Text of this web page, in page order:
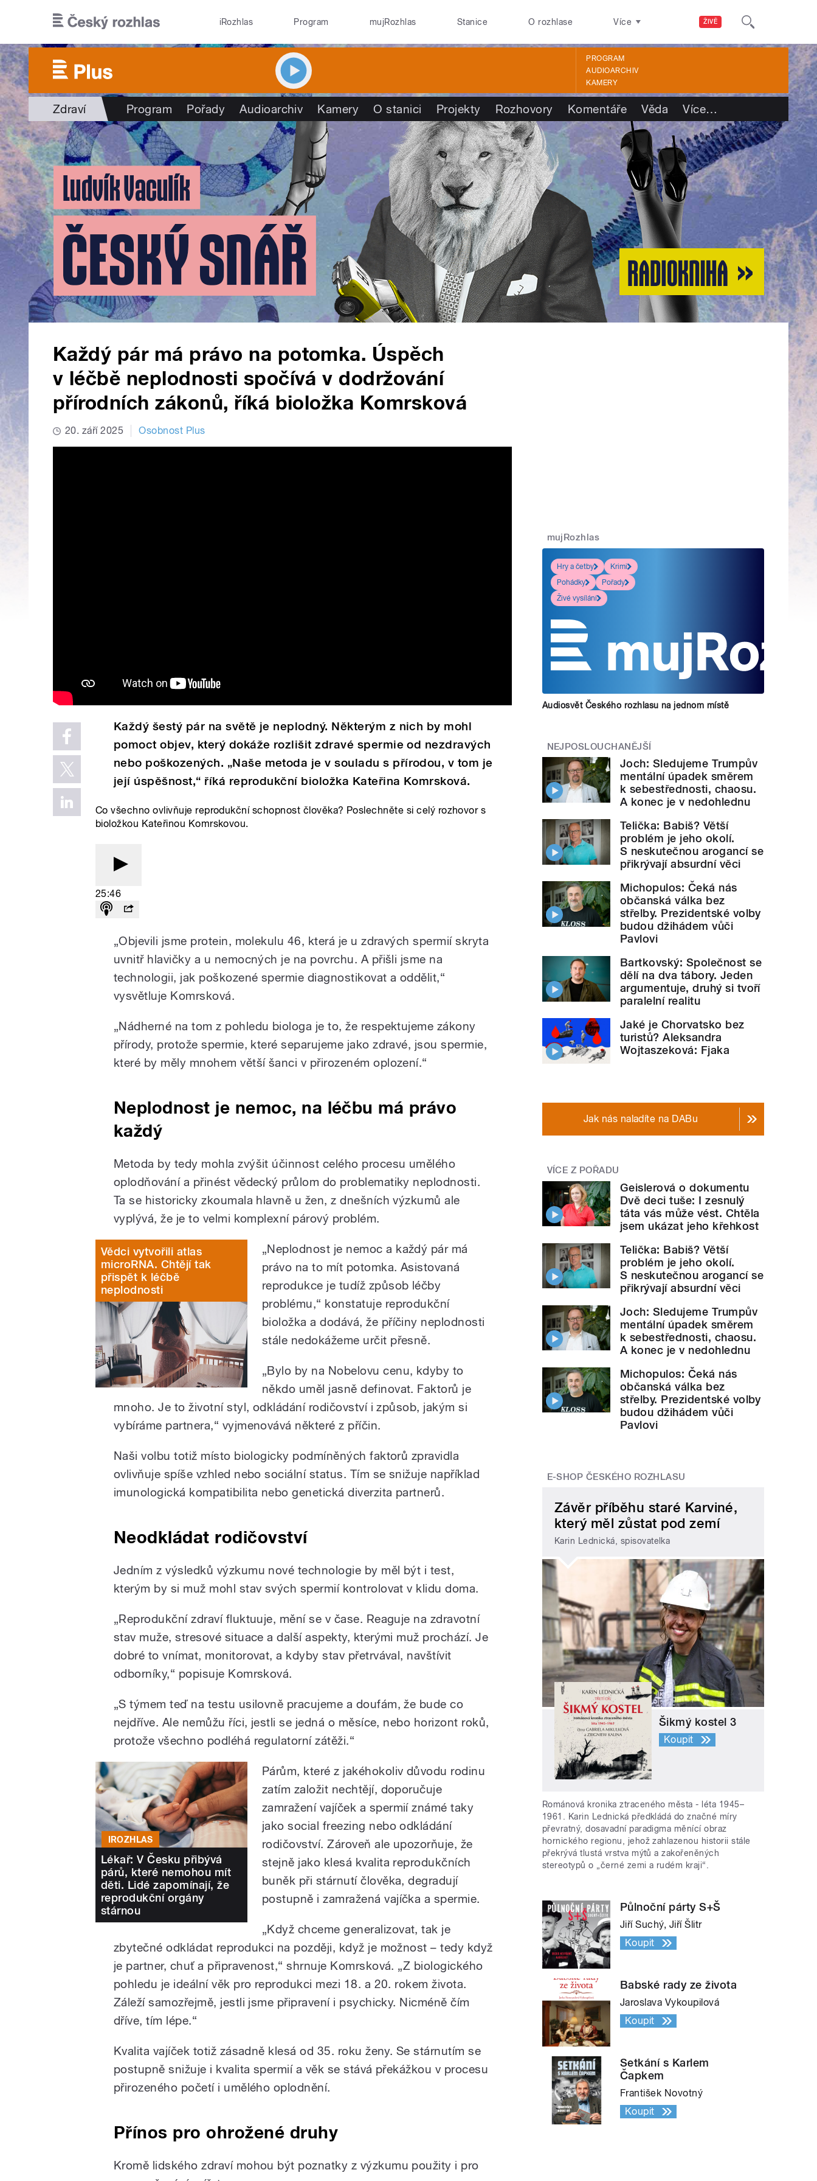
ŽIVĚ
iRozhlas Program mujRozhlas Stanice O rozhlase Více
PROGRAM
AUDIOARCHIV
KAMERY
Zdraví Program Pořady Audioarchiv Kamery O stanici Projekty Rozhovory Komentáře Věda Více…
Každý pár má právo na potomka. Úspěch
v léčbě neplodnosti spočívá v dodržování
přírodních zákonů, říká bioložka Komrsková
20. září 2025 Osobnost Plus
Každý šestý pár na světě je neplodný. Některým z nich by mohl
pomoct objev, který dokáže rozlišit zdravé spermie od nezdravých
nebo poškozených. „Naše metoda je v souladu s přírodou, v tom je
její úspěšnost,“ říká reprodukční bioložka Kateřina Komrsková.
Co všechno ovlivňuje reprodukční schopnost člověka? Poslechněte si celý rozhovor s
bioložkou Kateřinou Komrskovou.
25:46
„Objevili jsme protein, molekulu 46, která je u zdravých spermií skryta
uvnitř hlavičky a u nemocných je na povrchu. A přišli jsme na
technologii, jak poškozené spermie diagnostikovat a oddělit,“
vysvětluje Komrsková.
„Nádherné na tom z pohledu biologa je to, že respektujeme zákony
přírody, protože spermie, které separujeme jako zdravé, jsou spermie,
které by měly mnohem větší šanci v přirozeném oplození.“
Neplodnost je nemoc, na léčbu má právo
každý
Metoda by tedy mohla zvýšit účinnost celého procesu umělého
oplodňování a přinést vědecký průlom do problematiky neplodnosti.
Ta se historicky zkoumala hlavně u žen, z dnešních výzkumů ale
vyplývá, že je to velmi komplexní párový problém.
Vědci vytvořili atlas
microRNA. Chtějí tak
přispět k léčbě
neplodnosti
„Neplodnost je nemoc a každý pár má
právo na to mít potomka. Asistovaná
reprodukce je tudíž způsob léčby
problému,“ konstatuje reprodukční
bioložka a dodává, že příčiny neplodnosti
stále nedokážeme určit přesně.
„Bylo by na Nobelovu cenu, kdyby to
někdo uměl jasně definovat. Faktorů je
mnoho. Je to životní styl, odkládání rodičovství i způsob, jakým si
vybíráme partnera,“ vyjmenovává některé z příčin.
Naši volbu totiž místo biologicky podmíněných faktorů zpravidla
ovlivňuje spíše vzhled nebo sociální status. Tím se snižuje například
imunologická kompatibilita nebo genetická diverzita partnerů.
Neodkládat rodičovství
Jedním z výsledků výzkumu nové technologie by měl být i test,
kterým by si muž mohl stav svých spermií kontrolovat v klidu doma.
„Reprodukční zdraví fluktuuje, mění se v čase. Reaguje na zdravotní
stav muže, stresové situace a další aspekty, kterými muž prochází. Je
dobré to vnímat, monitorovat, a kdyby stav přetrvával, navštívit
odborníky,“ popisuje Komrsková.
„S týmem teď na testu usilovně pracujeme a doufám, že bude co
nejdříve. Ale nemůžu říci, jestli se jedná o měsíce, nebo horizont roků,
protože všechno podléhá regulatorní zátěži.“
IROZHLAS
Lékař: V Česku přibývá
párů, které nemohou mít
děti. Lidé zapomínají, že
reprodukční orgány
stárnou
Párům, které z jakéhokoliv důvodu rodinu
zatím založit nechtějí, doporučuje
zamražení vajíček a spermií známé taky
jako social freezing nebo odkládání
rodičovství. Zároveň ale upozorňuje, že
stejně jako klesá kvalita reprodukčních
buněk při stárnutí člověka, degradují
postupně i zamražená vajíčka a spermie.
„Když chceme generalizovat, tak je
zbytečné odkládat reprodukci na později, když je možnost – tedy když
je partner, chuť a připravenost,“ shrnuje Komrsková. „Z biologického
pohledu je ideální věk pro reprodukci mezi 18. a 20. rokem života.
Záleží samozřejmě, jestli jsme připravení i psychicky. Nicméně čím
dříve, tím lépe.“
Kvalita vajíček totiž zásadně klesá od 35. roku ženy. Se stárnutím se
postupně snižuje i kvalita spermií a věk se stává překážkou v procesu
přirozeného početí i umělého oplodnění.
Přínos pro ohrožené druhy
Kromě lidského zdraví mohou být poznatky z výzkumu použity i pro
mujRozhlas
Hry a četby
Krimi
Pohádky
Pořady
Živé vysílání
Audiosvět Českého rozhlasu na jednom místě
NEJPOSLOUCHANĚJŠÍ
Joch: Sledujeme Trumpův
mentální úpadek směrem
k sebestřednosti, chaosu.
A konec je v nedohlednu
Telička: Babiš? Větší
problém je jeho okolí.
S neskutečnou arogancí se
přikrývají absurdní věci
Michopulos: Čeká nás
občanská válka bez
střelby. Prezidentské volby
budou džihádem vůči
Pavlovi
Bartkovský: Společnost se
dělí na dva tábory. Jeden
argumentuje, druhý si tvoří
paralelní realitu
Jaké je Chorvatsko bez
turistů? Aleksandra
Wojtaszeková: Fjaka
Jak nás naladíte na DABu
VÍCE Z POŘADU
Geislerová o dokumentu
Dvě deci tuše: I zesnulý
táta vás může vést. Chtěla
jsem ukázat jeho křehkost
Telička: Babiš? Větší
problém je jeho okolí.
S neskutečnou arogancí se
přikrývají absurdní věci
Joch: Sledujeme Trumpův
mentální úpadek směrem
k sebestřednosti, chaosu.
A konec je v nedohlednu
Michopulos: Čeká nás
občanská válka bez
střelby. Prezidentské volby
budou džihádem vůči
Pavlovi
E-SHOP ČESKÉHO ROZHLASU
Závěr příběhu staré Karviné,
který měl zůstat pod zemí
Karin Lednická, spisovatelka
Šikmý kostel 3
Koupit
Románová kronika ztraceného města - léta 1945–
1961. Karin Lednická předkládá do značné míry
převratný, dosavadní paradigma měnící obraz
hornického regionu, jehož zahlazenou historii stále
překrývá tlustá vrstva mýtů a zakořeněných
stereotypů o „černé zemi a rudém kraji“.
Půlnoční párty S+Š
Jiří Suchý, Jiří Šlitr
Koupit
Babské rady ze života
Jaroslava Vykoupilová
Koupit
Setkání s Karlem
Čapkem
František Novotný
Koupit